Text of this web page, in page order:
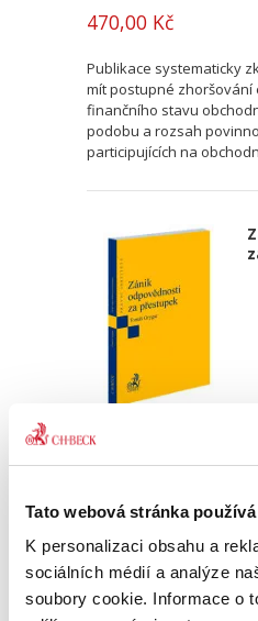
Tato webová stránka
K personalizaci obsahu a
sociálních médií a analýze
soubory cookie. Informace o
470,00 Kč
Publikace systematicky
mít postupné zhoršování
finančního stavu
podobu a rozsah
participujících na
Tomáš Grygar
Publikace je primárně
správněprávní teorie a
advokátům,
soudů nebo
všech druhů a stupňů.